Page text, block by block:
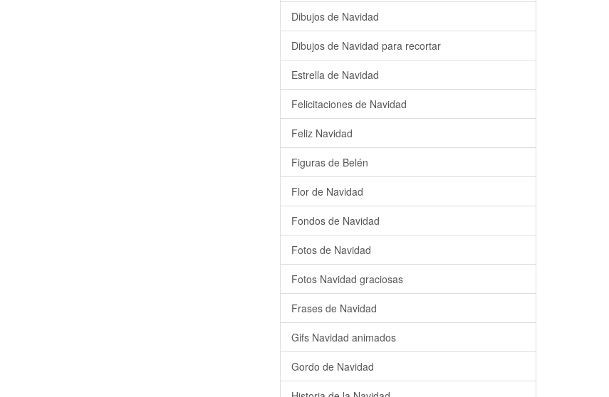
Dibujos de Navidad
Dibujos de Navidad para recortar
Estrella de Navidad
Felicitaciones de Navidad
Feliz Navidad
Figuras de Belén
Flor de Navidad
Fondos de Navidad
Fotos de Navidad
Fotos Navidad graciosas
Frases de Navidad
Gifs Navidad animados
Gordo de Navidad